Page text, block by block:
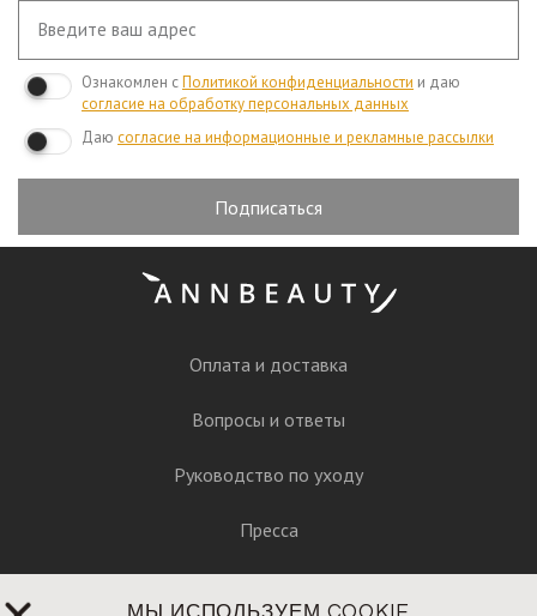
Ознакомлен сПолитикой конфиденциальности и даю
согласие на обработку персональных данных
Даю согласие на информационные и рекламные рассылки
Подписаться
Оплата и доставка
Вопросы и ответы
Руководство по уходу
Пресса